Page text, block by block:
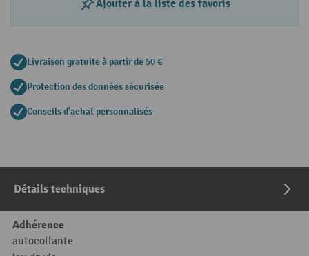
Ajouter à la liste des favoris
Livraison gratuite à partir de 50 €
Protection des données sécurisée
Conseils d'achat personnalisés
Détails techniques
Adhérence
autocollante